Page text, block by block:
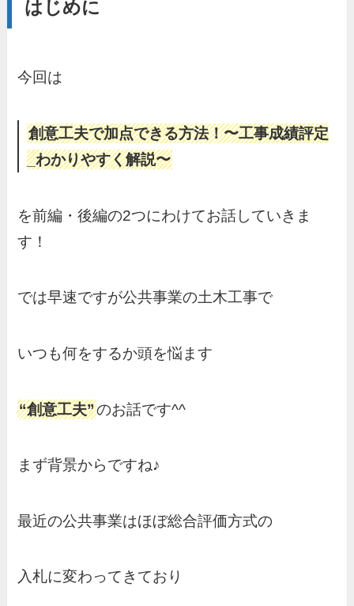
はじめに
今回は
創意工夫で加点できる方法！〜工事成績評定
_わかりやすく解説〜
を前編・後編の2つにわけてお話していきま
す！
では早速ですが公共事業の土木工事で
いつも何をするか頭を悩ます
“創意工夫”のお話です^^
まず背景からですね♪
最近の公共事業はほぼ総合評価方式の
入札に変わってきており